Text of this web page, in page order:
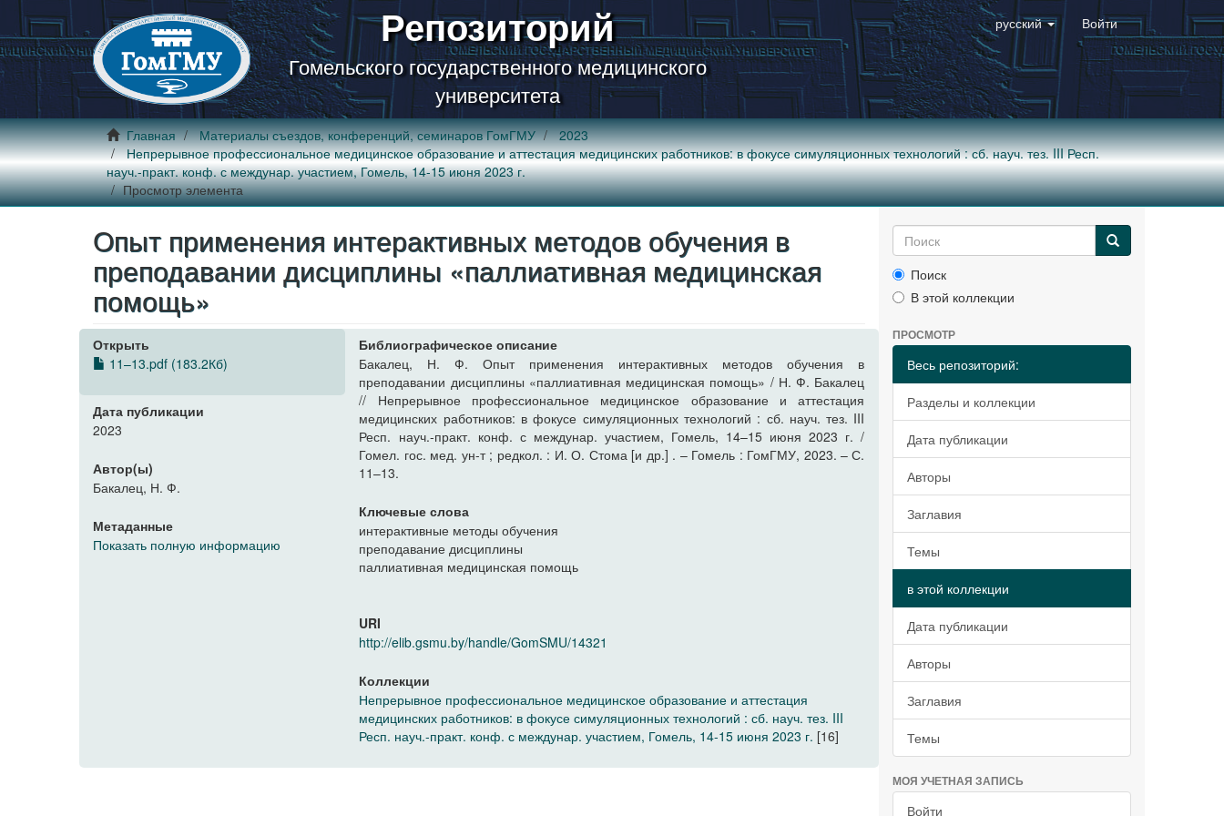
Репозиторий
Гомельского государственного медицинского
университета
русский Войти
Главная Материалы съездов, конференций, семинаров ГомГМУ
2023
Непрерывное профессиональное медицинское образование и аттестация медицинских работников: в фокусе симуляционных технологий : сб. науч. тез. III Респ.
науч.-практ. конф. с междунар. участием, Гомель, 14-15 июня 2023 г.
Просмотр элемента
Опыт применения интерактивных методов обучения в
преподавании дисциплины «паллиативная медицинская
помощь»
Открыть
11–13.pdf (183.2Кб)
Дата публикации
2023
Автор(ы)
Бакалец, Н. Ф.
Метаданные
Показать полную информацию
Библиографическое описание
Бакалец, Н. Ф. Опыт применения интерактивных методов обучения в
преподавании дисциплины «паллиативная медицинская помощь» / Н. Ф. Бакалец
// Непрерывное профессиональное медицинское образование и аттестация
медицинских работников: в фокусе симуляционных технологий : сб. науч. тез. III
Респ. науч.-практ. конф. с междунар. участием, Гомель, 14–15 июня 2023 г. /
Гомел. гос. мед. ун-т ; редкол. : И. О. Стома [и др.] . – Гомель : ГомГМУ, 2023. – С.
11–13.
Ключевые слова
интерактивные методы обучения
преподавание дисциплины
паллиативная медицинская помощь
URI
http://elib.gsmu.by/handle/GomSMU/14321
Коллекции
Непрерывное профессиональное медицинское образование и аттестация
медицинских работников: в фокусе симуляционных технологий : сб. науч. тез. III
Респ. науч.-практ. конф. с междунар. участием, Гомель, 14-15 июня 2023 г. [16]
Поиск
В этой коллекции
ПРОСМОТР
Весь репозиторий:
Разделы и коллекции
Дата публикации
Авторы
Заглавия
Темы
в этой коллекции
Дата публикации
Авторы
Заглавия
Темы
МОЯ УЧЕТНАЯ ЗАПИСЬ
Войти